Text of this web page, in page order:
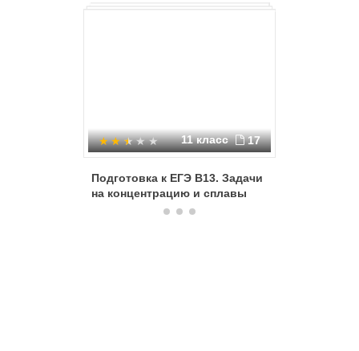
11 класс 17
Подготовка к ЕГЭ В13. Задачи
на концентрацию и сплавы